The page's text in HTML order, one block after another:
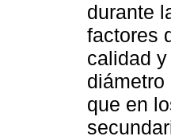
durante
factores
calidad
que en